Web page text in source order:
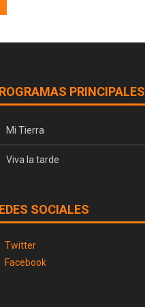
PRINCIPALES
Mi Tierra
Viva la tarde
SOCIALES
Twitter
Facebook